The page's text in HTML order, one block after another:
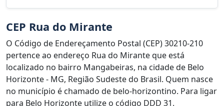
CEP Rua do Mirante
O Código de Endereçamento Postal (CEP) 30210-210
pertence ao endereço Rua do Mirante que está
localizado no bairro Mangabeiras, na cidade de Belo
Horizonte - MG, Região Sudeste do Brasil. Quem nasce
no município é chamado de belo-horizontino. Para ligar
para Belo Horizonte utilize o código DDD 31.